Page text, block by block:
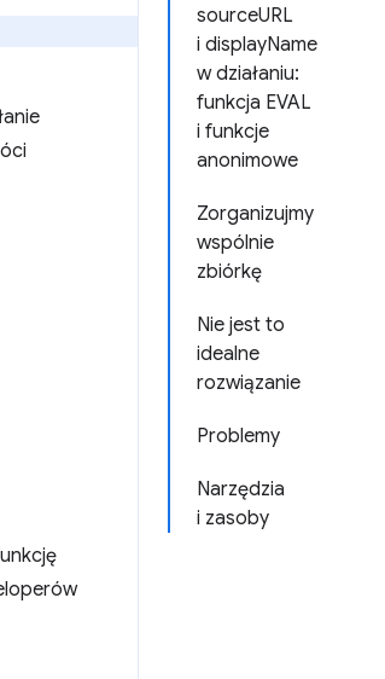
sourceURL
i displayName
w działaniu:
funkcja EVAL
i funkcje
anonimowe
Zorganizujmy
wspólnie
zbiórkę
Nie jest to
idealne
rozwiązanie
Problemy
Narzędzia
i zasoby